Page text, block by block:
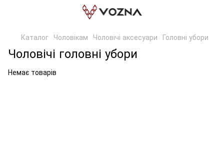
Каталог Чоловікам Чоловічі аксесуари Головні убори
Чоловічі головні убори
Немає товарів